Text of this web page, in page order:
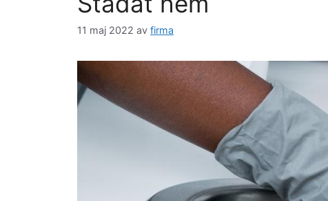
11 maj 2022 av firma